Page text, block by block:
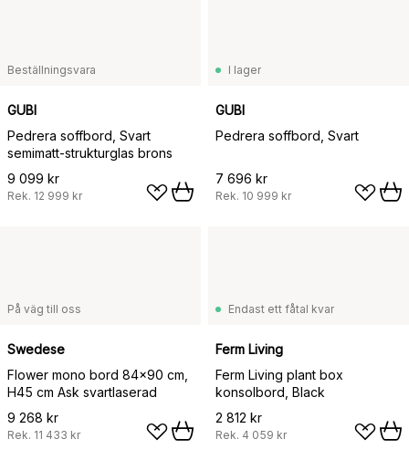
Beställningsvara
GUBI
Pedrera soffbord, Svart
semimatt-strukturglas brons
9 099 kr
Rek. 12 999 kr
I lager
GUBI
Pedrera soffbord, Svart
7 696 kr
Rek. 10 999 kr
På väg till oss
Swedese
Flower mono bord 84x90 cm,
H45 cm Ask svartlaserad
9 268 kr
Rek. 11 433 kr
Endast ett fåtal kvar
Ferm Living
Ferm Living plant box
konsolbord, Black
2 812 kr
Rek. 4 059 kr